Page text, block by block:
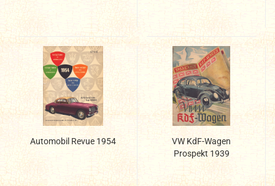
Automobil Revue 1954
VW KdF-Wagen
Prospekt 1939